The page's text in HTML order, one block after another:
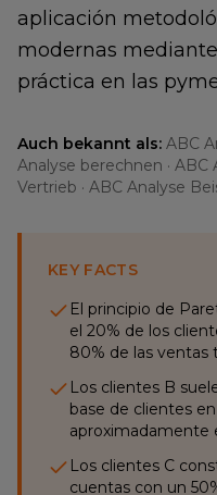
aplicación
modernas
práctica en las
Auch bekannt als: ABC
Analyse berechnen · ABC
Vertrieb · ABC Analyse
KEY FACTS
El principio de
el 20% de los
80% de las ventas
Los clientes B
base de clientes
aproximadamente
Los clientes C
cuentas con un